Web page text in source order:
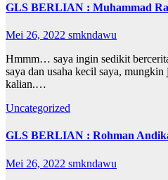
GLS BERLIAN : Muhammad
Mei 26, 2022 smkndawu
Hmmm… saya ingin sedikit
saya dan usaha kecil saya,
kalian.…
Uncategorized
GLS BERLIAN : Rohman
Mei 26, 2022 smkndawu